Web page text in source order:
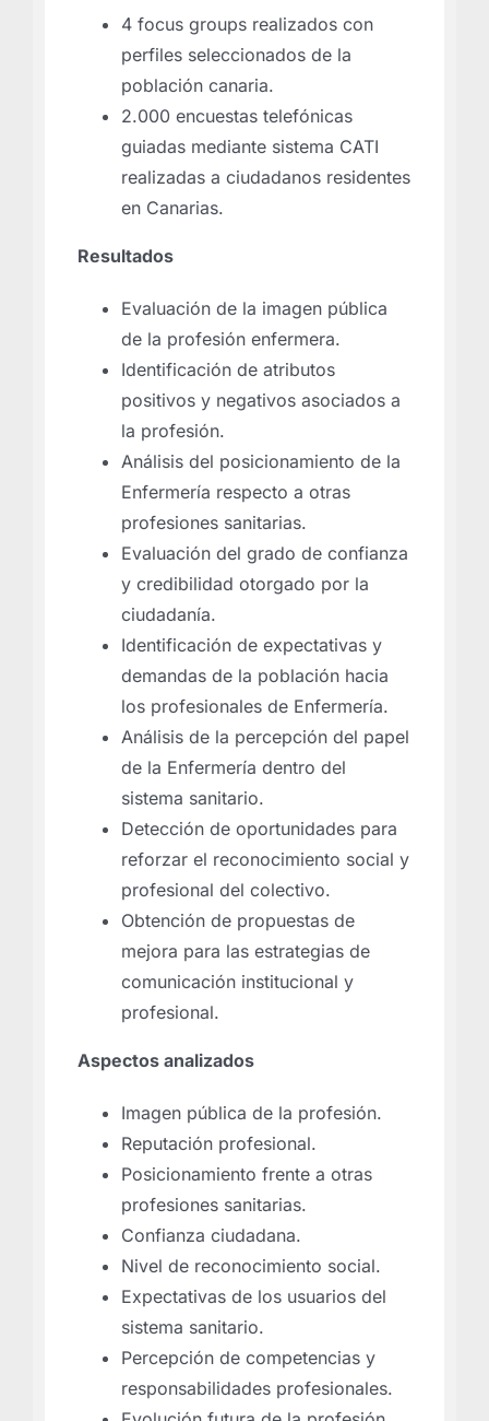
4 focus groups realizados con
perfiles seleccionados de la
población canaria.
2.000 encuestas telefónicas
guiadas mediante sistema CATI
realizadas a ciudadanos residentes
en Canarias.
Resultados
Evaluación de la imagen pública
de la profesión enfermera.
Identificación de atributos
positivos y negativos asociados a
la profesión.
Análisis del posicionamiento de la
Enfermería respecto a otras
profesiones sanitarias.
Evaluación del grado de confianza
y credibilidad otorgado por la
ciudadanía.
Identificación de expectativas y
demandas de la población hacia
los profesionales de Enfermería.
Análisis de la percepción del papel
de la Enfermería dentro del
sistema sanitario.
Detección de oportunidades para
reforzar el reconocimiento social y
profesional del colectivo.
Obtención de propuestas de
mejora para las estrategias de
comunicación institucional y
profesional.
Aspectos analizados
Imagen pública de la profesión.
Reputación profesional.
Posicionamiento frente a otras
profesiones sanitarias.
Confianza ciudadana.
Nivel de reconocimiento social.
Expectativas de los usuarios del
sistema sanitario.
Percepción de competencias y
responsabilidades profesionales.